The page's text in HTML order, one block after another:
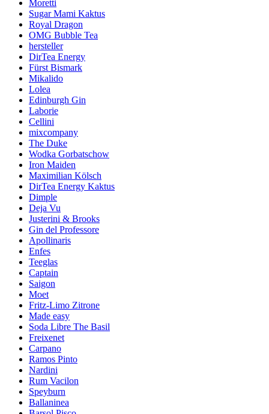
Moretti
Sugar Mami Kaktus
Royal Dragon
OMG Bubble Tea
hersteller
DirTea Energy
Fürst Bismark
Mikalido
Lolea
Edinburgh Gin
Laborie
Cellini
mixcompany
The Duke
Wodka Gorbatschow
Iron Maiden
Maximilian Kölsch
DirTea Energy Kaktus
Dimple
Deja Vu
Justerini & Brooks
Gin del Professore
Apollinaris
Enfes
Teeglas
Captain
Saigon
Moet
Fritz-Limo Zitrone
Made easy
Soda Libre The Basil
Freixenet
Carpano
Ramos Pinto
Nardini
Rum Vacilon
Speyburn
Ballaninea